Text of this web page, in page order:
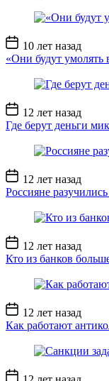
Дата
записи
10 лет назад
«Они будут умолять
Дата
записи
12 лет назад
Где берут деньги
Дата
записи
12 лет назад
Россияне разучились
Дата
записи
12 лет назад
Кто из банков
Дата
записи
12 лет назад
Как работают
Дата